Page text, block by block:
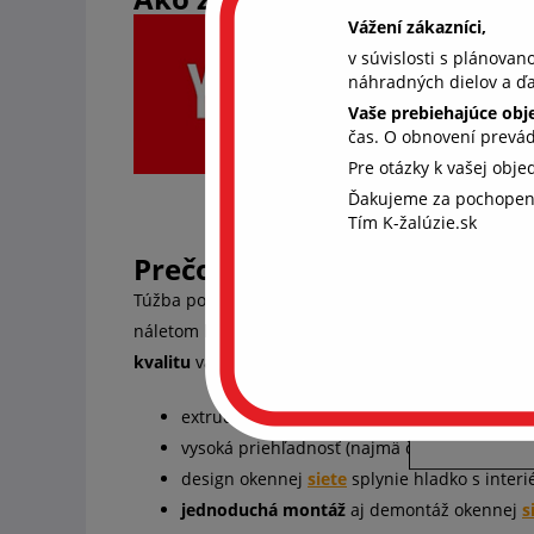
Prečo práve sieťky proti
Túžba po čerstvom vzduchu býva často spojená
náletom komárov, ôs a ďalšieho hmyzu, ktorý nás
kvalitu vašich okien: dúšok čerstvého vzduchu si
extrudovaný, hliníkový profil zaručuje
vysoká priehľadnosť (najmä čiernej
design okennej siete splynie hladko s
jednoduchá montáž aj demontáž okennej
Vážení zákazníci,
v súvislosti s
náhradných dielov a
Vaše prebiehajúce
čas. O obnovení
Pre otázky k vašej
Ďakujeme za
Tím K-žalúzie.sk